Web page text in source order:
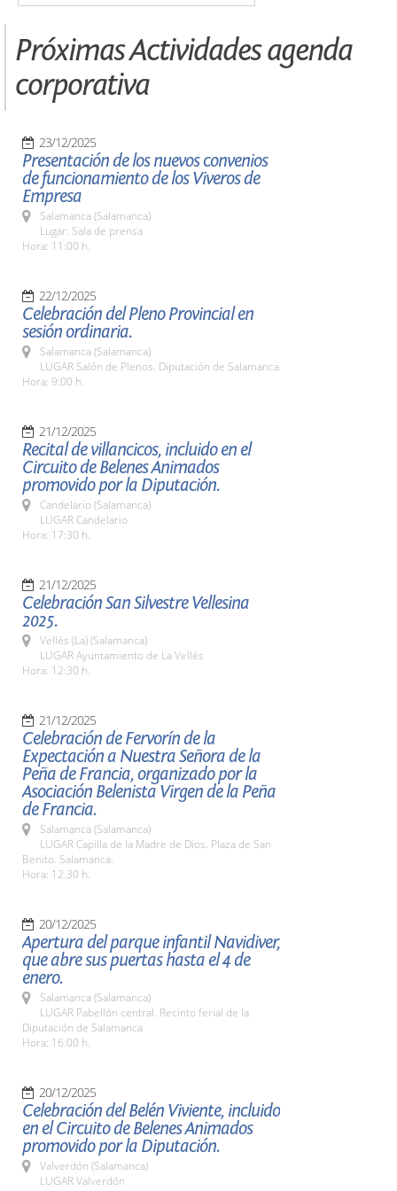
Próximas Actividades agenda
corporativa
23/12/2025
Presentación de los nuevos convenios
de funcionamiento de los Viveros de
Empresa
Salamanca (Salamanca)
Lugar: Sala de prensa
Hora: 11:00 h.
22/12/2025
Celebración del Pleno Provincial en
sesión ordinaria.
Salamanca (Salamanca)
LUGAR Salón de Plenos. Diputación de Salamanca
Hora: 9:00 h.
21/12/2025
Recital de villancicos, incluido en el
Circuito de Belenes Animados
promovido por la Diputación.
Candelario (Salamanca)
LUGAR Candelario
Hora: 17:30 h.
21/12/2025
Celebración San Silvestre Vellesina
2025.
Vellés (La) (Salamanca)
LUGAR Ayuntamiento de La Vellés
Hora: 12:30 h.
21/12/2025
Celebración de Fervorín de la
Expectación a Nuestra Señora de la
Peña de Francia, organizado por la
Asociación Belenista Virgen de la Peña
de Francia.
Salamanca (Salamanca)
LUGAR Capilla de la Madre de Dios. Plaza de San
Benito. Salamanca.
Hora: 12.30 h.
20/12/2025
Apertura del parque infantil Navidiver,
que abre sus puertas hasta el 4 de
enero.
Salamanca (Salamanca)
LUGAR Pabellón central. Recinto ferial de la
Diputación de Salamanca
Hora: 16:00 h.
20/12/2025
Celebración del Belén Viviente, incluido
en el Circuito de Belenes Animados
promovido por la Diputación.
Valverdón (Salamanca)
LUGAR Valverdón